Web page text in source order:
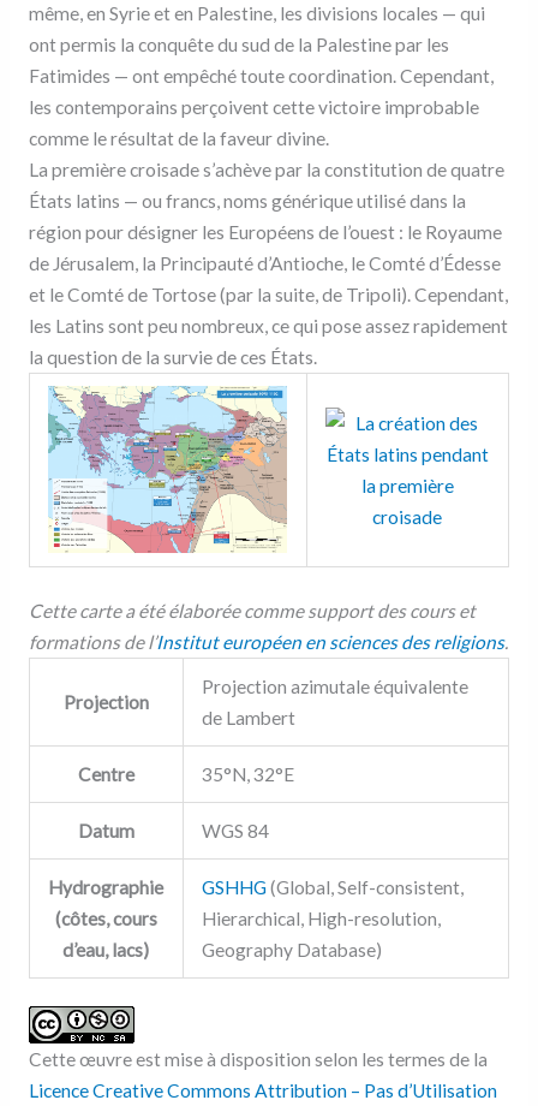
même, en Syrie et en Palestine, les divisions locales — qui
ont permis la conquête du sud de la Palestine par les
Fatimides — ont empêché toute coordination. Cependant,
les contemporains perçoivent cette victoire improbable
comme le résultat de la faveur divine.
La première croisade s’achève par la constitution de quatre
États latins — ou francs, noms générique utilisé dans la
région pour désigner les Européens de l’ouest : le Royaume
de Jérusalem, la Principauté d’Antioche, le Comté d’Édesse
et le Comté de Tortose (par la suite, de Tripoli). Cependant,
les Latins sont peu nombreux, ce qui pose assez rapidement
la question de la survie de ces États.
Cette carte a été élaborée comme support des cours et
formations de l’Institut européen en sciences des religions.
Projection
Projection azimutale équivalente
de Lambert
Centre 35°N, 32°E
Datum WGS 84
Hydrographie
(côtes, cours
d’eau, lacs)
GSHHG(Global, Self-consistent,
Hierarchical, High-resolution,
Geography Database)
Cette œuvre est mise à disposition selon les termes de la
Licence Creative Commons Attribution – Pas d’Utilisation